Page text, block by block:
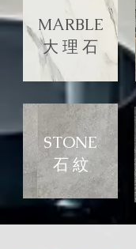
MARBLE
大 理 石
STONE
石 紋